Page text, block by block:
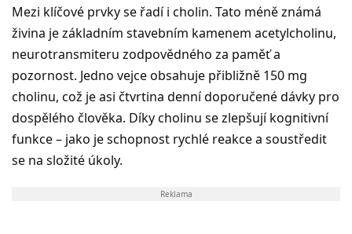
Mezi klíčové prvky se řadí i cholin. Tato méně známá
živina je základním stavebním kamenem acetylcholinu,
neurotransmiteru zodpovědného za paměť a
pozornost. Jedno vejce obsahuje přibližně 150 mg
cholinu, což je asi čtvrtina denní doporučené dávky pro
dospělého člověka. Díky cholinu se zlepšují kognitivní
funkce – jako je schopnost rychlé reakce a soustředit
se na složité úkoly.
Reklama